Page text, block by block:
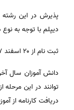
پذیرش در این
دیپلم با توجه به
ثبت نام از ۲۰ اسفند ۹۷ آغاز شده و تا ۶ شهریور ۹۸ انجام می گیرد.
توانند در این
دریافت کارنامه از